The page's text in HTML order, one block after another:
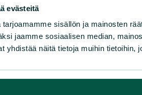
evästeitä
sisällön ja mainosten
jaamme sosiaalisen median,
yhdistää näitä tietoja muihin tietoihin,